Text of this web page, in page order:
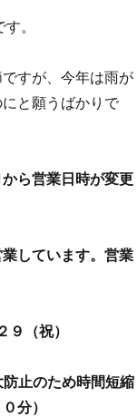
。
すが、今年は雨が
と願うばかりで
ら営業日時が変更
しています。営業
（祝）
止のため時間短縮
分）